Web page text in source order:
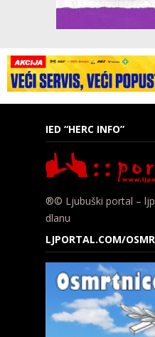
IED “HERC INFO”
®© Ljubuški portal –
dlanu
LJPORTAL.COM/